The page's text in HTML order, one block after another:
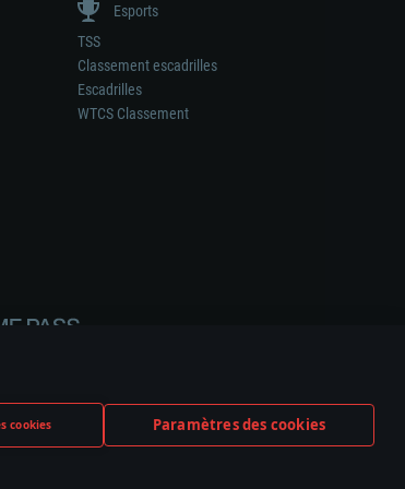
cookies Paramètres des cookies
Esports
TSS
Classement escadrilles
Escadrilles
WTCS Classement
d’armes ou de véhicule.